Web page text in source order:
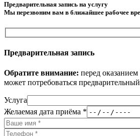
Предварительная запись на услугу
Мы перезвоним вам в ближайшее рабочее
Предварительная запись
Обратите внимание: перед
может потребоваться
Услуга
Желаемая дата приёма *